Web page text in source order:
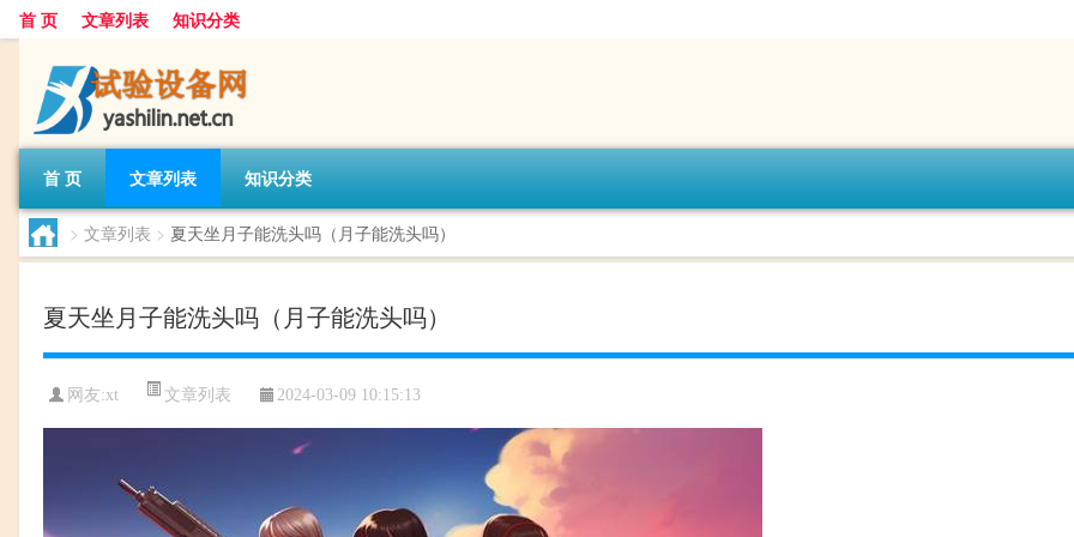
首 页 文章列表 知识分类
首 页 文章列表 知识分类
> 文章列表 > 夏天坐月子能洗头吗（月子能洗头吗）
夏天坐月子能洗头吗（月子能洗头吗）
网友:xt 文章列表 2024-03-09 10:15:13